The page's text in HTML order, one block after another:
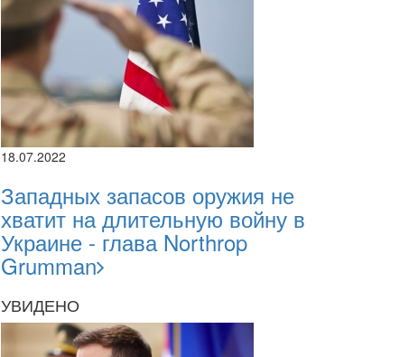
18.07.2022
Западных запасов оружия не
хватит на длительную войну в
Украине - глава Northrop
Grumman
УВИДЕНО